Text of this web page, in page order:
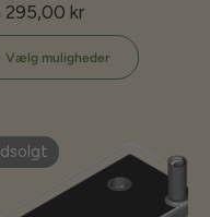
295,00 kr
Vælg muligheder